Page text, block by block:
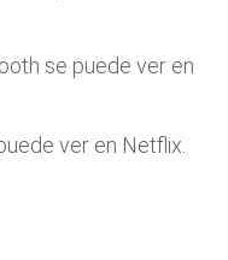
se puede ver en
ver en Netflix.